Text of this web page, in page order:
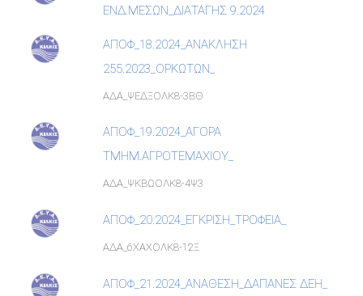
ΕΝΔ.ΜΕΣΩΝ_ΔΙΑΤΑΓΗΣ 9.2024
ΑΠΟΦ_18.2024_ΑΝΑΚΛΗΣΗ
255.2023_ΟΡΚΩΤΩΝ_
ΑΔΑ_ΨΕΔΞΟΛΚ8-3ΒΘ
ΑΠΟΦ_19.2024_ΑΓΟΡΑ
ΤΜΗΜ.ΑΓΡΟΤΕΜΑΧΙΟΥ_
ΑΔΑ_ΨΚΒΩΟΛΚ8-4Ψ3
ΑΠΟΦ_20.2024_ΕΓΚΡΙΣΗ_ΤΡΟΦΕΙΑ_
ΑΔΑ_6ΧΑΧΟΛΚ8-12Ξ
ΑΠΟΦ_21.2024_ΑΝΑΘΕΣΗ_ΔΑΠΑΝΕΣ ΔΕΗ_